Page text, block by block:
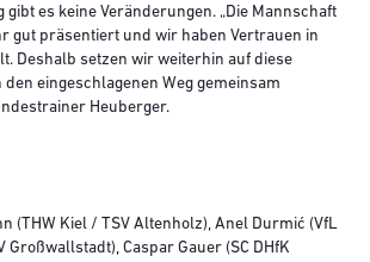
gibt es keine Veränderungen. „Die Mannschaft
gut präsentiert und wir haben Vertrauen in
Deshalb setzen wir weiterhin auf diese
eingeschlagenen Weg gemeinsam
Heuberger.
(THW Kiel / TSV Altenholz), Anel Durmić (VfL
Caspar Gauer (SC DHfK